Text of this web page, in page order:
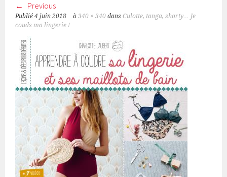
Previous
Publié4 juin 2018 à340 × 340 dansCulotte, tanga, shorty… Je
couds ma lingerie !